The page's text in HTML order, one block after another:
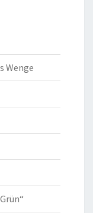
Wenge